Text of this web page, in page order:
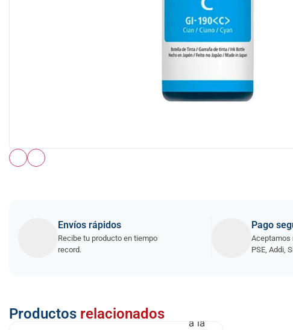
Envíos rápidos
Recibe tu producto en tiempo
record.
Pago
Aceptamos
PSE, Addi,
Productos relacionados
a la